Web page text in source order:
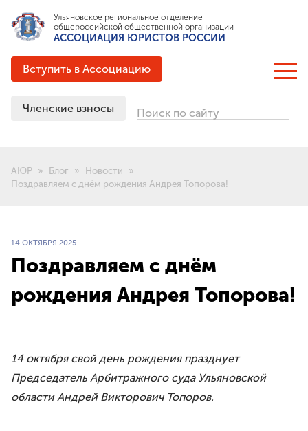
Ульяновское региональное отделение
общероссийской общественной организации
АССОЦИАЦИЯ ЮРИСТОВ РОССИИ
Вступить в Ассоциацию
Цели и задачи
Структура
Выигранные гранты
История создания
ЧЛЕНСТВО В АЮР
Вступить в Ассоциацию
Членские взносы
Членские взносы Поиск по сайту
АЮР Блог
Новости
Поздравляем с днём рождения Андрея Топорова!
14 ОКТЯБРЯ 2025
Поздравляем с днём
рождения Андрея Топорова!
14 октября свой день рождения празднует
Председатель Арбитражного суда Ульяновской
области Андрей Викторович Топоров.